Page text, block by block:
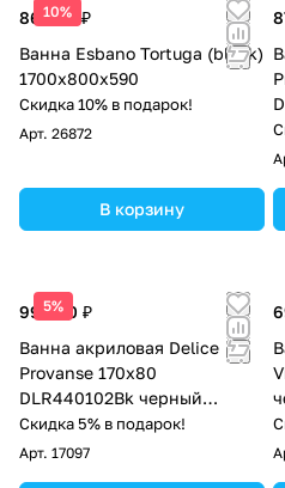
10%
86 063 ₽
Ванна Esbano Tortuga (black)
1700х800х590
Скидка 10% в подарок!
Арт. 26872
В корзину
5%
99 000 ₽
Ванна акриловая Delice
Provanse 170х80
DLR440102Bk черный
матовый
Скидка 5% в подарок!
Арт. 17097